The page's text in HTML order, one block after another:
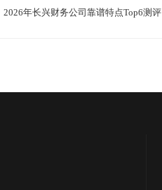
​​2026年长兴财务公司靠谱特点Top6测评